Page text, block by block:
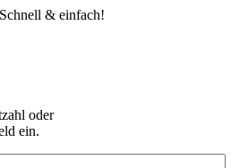
Schnell & einfach!
oder
ein.